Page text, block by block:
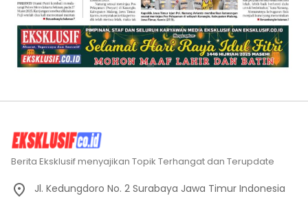
Berita Eksklusif menyajikan Topik Terhangat dan Terupdate
Jl. Kedungdoro No. 2 Surabaya Jawa Timur Indonesia